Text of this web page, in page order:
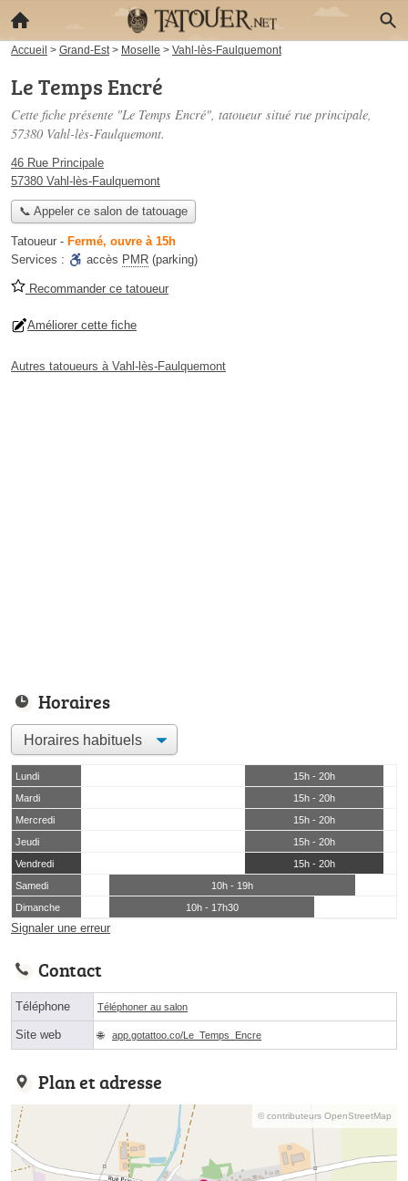
Accueil > Grand-Est > Moselle > Vahl-lès-Faulquemont
Le Temps Encré
Cette fiche présente "Le Temps Encré", tatoueur situé rue principale,
57380 Vahl-lès-Faulquemont.
46 Rue Principale
57380 Vahl-lès-Faulquemont
📞 Appeler ce salon de tatouage
Tatoueur - Fermé, ouvre à 15h
Services :
accès PMR (parking)
Recommander ce tatoueur
Améliorer cette fiche
Autres tatoueurs à Vahl-lès-Faulquemont
Horaires
Lundi
15h - 20h
Mardi
15h - 20h
Mercredi
15h - 20h
Jeudi
15h - 20h
Vendredi
15h - 20h
Samedi
10h - 19h
Dimanche
10h - 17h30
Signaler une erreur
Contact
Téléphone Téléphoner au salon
Site web app.gotattoo.co/Le_Temps_Encre
Plan et adresse
© contributeurs OpenStreetMap